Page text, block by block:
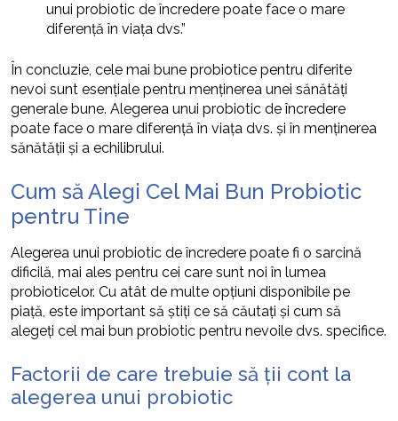
unui probiotic de încredere poate face o mare
diferență în viața dvs.”
În concluzie, cele mai bune probiotice pentru diferite
nevoi sunt esențiale pentru menținerea unei sănătăți
generale bune. Alegerea unui probiotic de încredere
poate face o mare diferență în viața dvs. și în menținerea
sănătății și a echilibrului.
Cum să Alegi Cel Mai Bun Probiotic
pentru Tine
Alegerea unui probiotic de încredere poate fi o sarcină
dificilă, mai ales pentru cei care sunt noi în lumea
probioticelor. Cu atât de multe opțiuni disponibile pe
piață, este important să știți ce să căutați și cum să
alegeți cel mai bun probiotic pentru nevoile dvs. specifice.
Factorii de care trebuie să ții cont la
alegerea unui probiotic